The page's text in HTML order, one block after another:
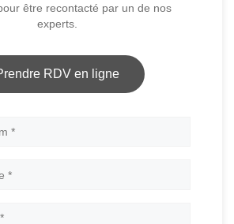
être recontacté par un de nos
experts.
RDV en ligne